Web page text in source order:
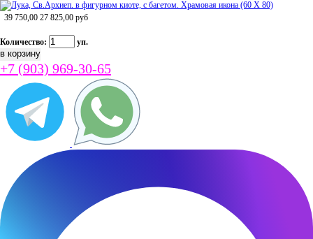
39 750,00 27 825,00 руб
Количество: уп.
+7 (903) 969-30-65